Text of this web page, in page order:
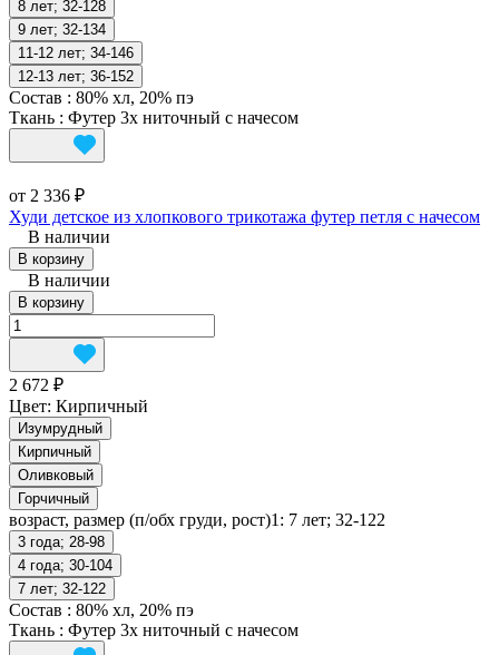
8 лет; 32-128
9 лет; 32-134
11-12 лет; 34-146
12-13 лет; 36-152
Состав : 80% хл, 20% пэ
Ткань : Футер 3х ниточный с начесом
от 2 336 ₽
Худи детское из хлопкового трикотажа футер петля с начесом
В наличии
В корзину
В наличии
В корзину
2 672 ₽
Цвет: Кирпичный
Изумрудный
Кирпичный
Оливковый
Горчичный
возраст, размер (п/обх груди, рост)1: 7 лет; 32-122
3 года; 28-98
4 года; 30-104
7 лет; 32-122
Состав : 80% хл, 20% пэ
Ткань : Футер 3х ниточный с начесом